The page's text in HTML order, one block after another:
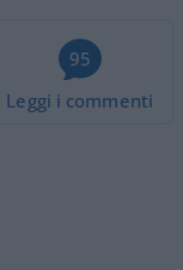
95
Leggi i commenti